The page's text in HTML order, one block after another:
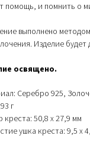
помощь, и помнить о
выполнено
Изделие
освящено.
Серебро 925,
г
креста: 50,8 х 27,9 мм
ушка креста: 9,5 х